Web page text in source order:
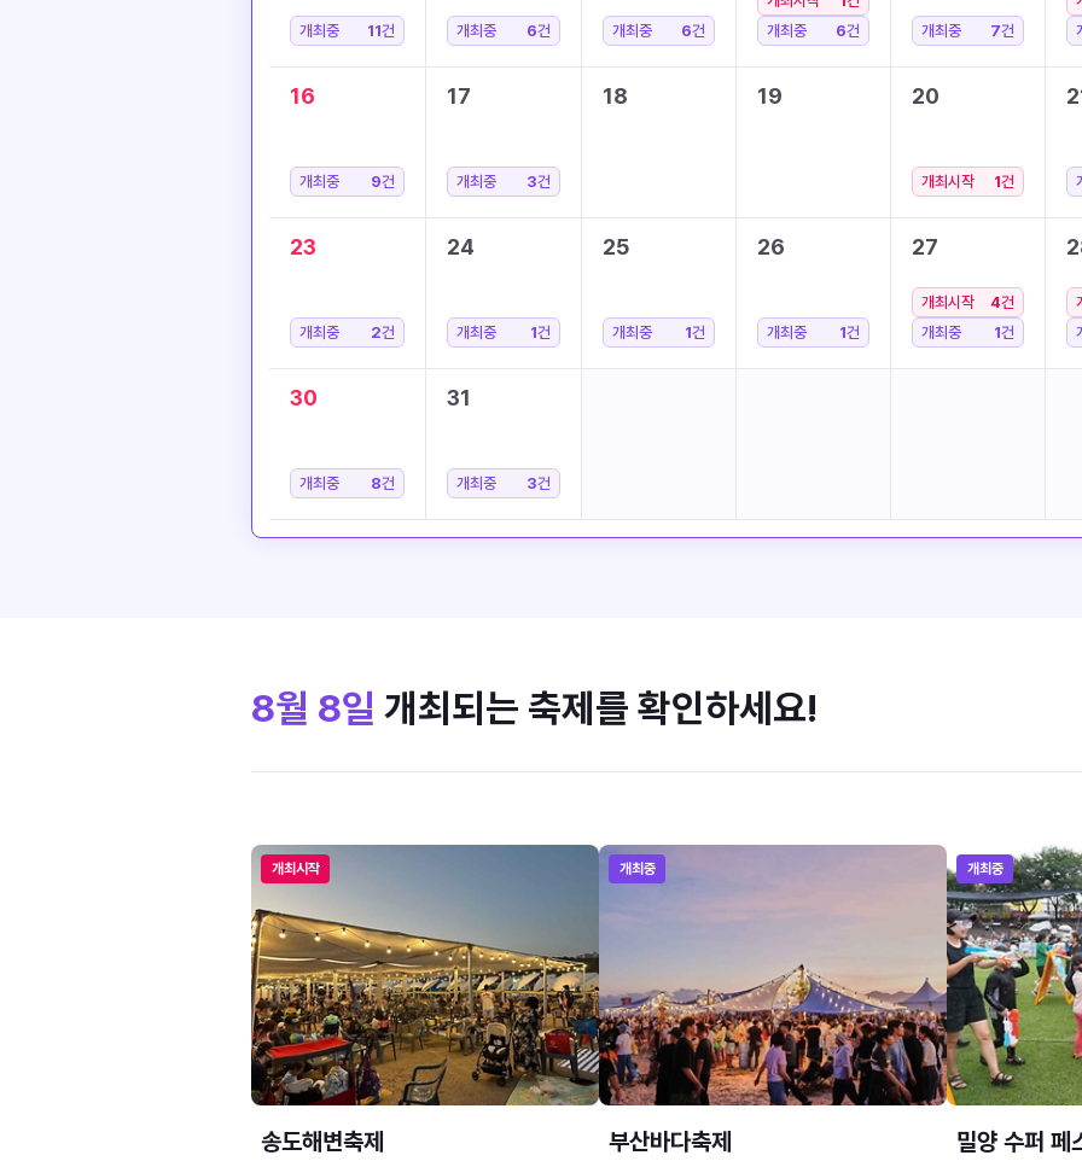
개최중 11건 개최중 6건 개최중 6건
개최중
6건 개최중 7건
16
개최중 9건
17
개최중 3건
18 19 20
개최시작 1건
23
개최중 2건
24
개최중 1건
25
개최중 1건
26
개최중 1건
27
개최시작 4건
개최중
1건
30
개최중 8건
31
개최중 3건
8월 8일 개최되는 축제를 확인하세요!
개최시작
송도해변축제
개최중
부산바다축제
개최중
밀양 수퍼 페